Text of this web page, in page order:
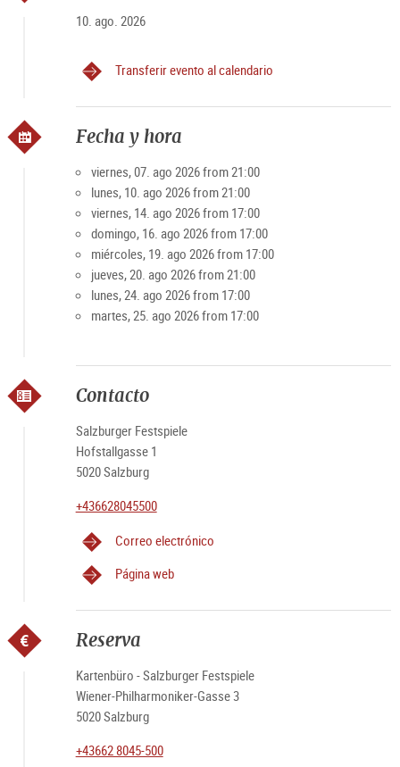
10. ago. 2026
Transferir evento al calendario
Fecha y hora
viernes, 07. ago 2026 from 21:00
lunes, 10. ago 2026 from 21:00
viernes, 14. ago 2026 from 17:00
domingo, 16. ago 2026 from 17:00
miércoles, 19. ago 2026 from 17:00
jueves, 20. ago 2026 from 21:00
lunes, 24. ago 2026 from 17:00
martes, 25. ago 2026 from 17:00
Contacto
Salzburger Festspiele
Hofstallgasse 1
5020 Salzburg
+436628045500
Correo electrónico
Página web
Reserva
Kartenbüro - Salzburger Festspiele
Wiener-Philharmoniker-Gasse 3
5020 Salzburg
+43662 8045-500